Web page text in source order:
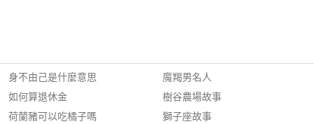
身不由己是什麼意思
如何算退休金
荷蘭豬可以吃橘子嗎
魔羯男名人
樹谷農場故事
獅子座故事